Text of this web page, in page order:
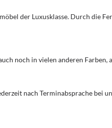
der Luxusklasse. Durch die
noch in vielen anderen
nach Terminabsprache bei